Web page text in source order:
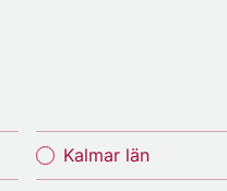
Kalmar län